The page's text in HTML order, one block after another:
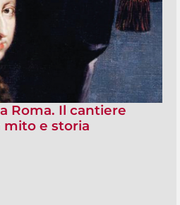
Roma. Il cantiere
e storia